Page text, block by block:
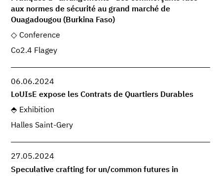
aux normes de sécurité au grand marché de
Ouagadougou (Burkina Faso)
Conference
Co2.4 Flagey
06.06.2024
LoUIsE expose les Contrats de Quartiers Durables
Exhibition
Halles Saint-Gery
27.05.2024
Speculative crafting for un/common futures in